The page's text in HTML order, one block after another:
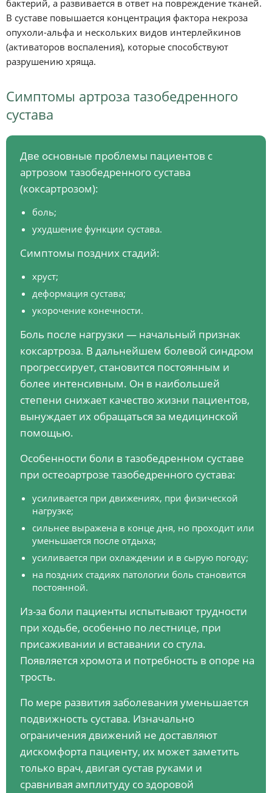
бактерий, а развивается в ответ на повреждение тканей.
В суставе повышается концентрация фактора некроза
опухоли-альфа и нескольких видов интерлейкинов
(активаторов воспаления), которые способствуют
разрушению хряща.
Симптомы артроза тазобедренного
сустава
Две основные проблемы пациентов с
артрозом тазобедренного сустава
(коксартрозом):
боль;
ухудшение функции сустава.
Симптомы поздних стадий:
хруст;
деформация сустава;
укорочение конечности.
Боль после нагрузки — начальный признак
коксартроза. В дальнейшем болевой синдром
прогрессирует, становится постоянным и
более интенсивным. Он в наибольшей
степени снижает качество жизни пациентов,
вынуждает их обращаться за медицинской
помощью.
Особенности боли в тазобедренном суставе
при остеоартрозе тазобедренного сустава:
усиливается при движениях, при физической
нагрузке;
сильнее выражена в конце дня, но проходит или
уменьшается после отдыха;
усиливается при охлаждении и в сырую погоду;
на поздних стадиях патологии боль становится
постоянной.
Из-за боли пациенты испытывают трудности
при ходьбе, особенно по лестнице, при
присаживании и вставании со стула.
Появляется хромота и потребность в опоре на
трость.
По мере развития заболевания уменьшается
подвижность сустава. Изначально
ограничения движений не доставляют
дискомфорта пациенту, их может заметить
только врач, двигая сустав руками и
сравнивая амплитуду со здоровой